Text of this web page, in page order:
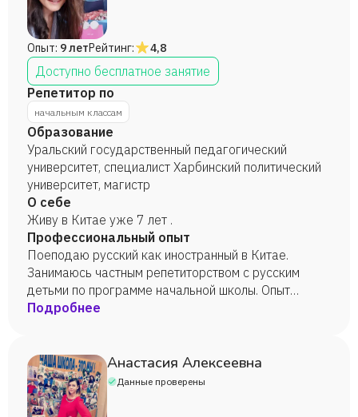
Опыт: 9 летРейтинг: 4,8
Доступно бесплатное занятие
Репетитор по
начальным классам
Образование
Уральский государственный педагогический
университет, специалист Харбинский политический
университет, магистр
О себе
Живу в Китае уже 7 лет .
Профессиональный опыт
Поеподаю русский как иностранный в Китае.
Занимаюсь частным репетиторством с русским
детьми по программе начальной школы. Опыт
работы в качестве переводчика, преподавателя
Подробнее
Анастасия Алексеевна
Данные проверены